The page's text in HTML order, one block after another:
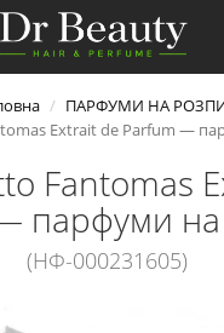
ПАРФУМИ НА
Extrait de Parfum —
Fantomas
парфуми
(НФ-000231605)